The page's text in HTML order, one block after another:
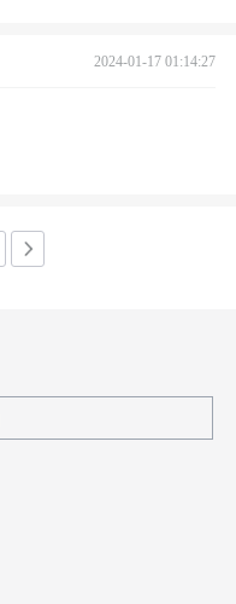
2024-01-17 01:14:27